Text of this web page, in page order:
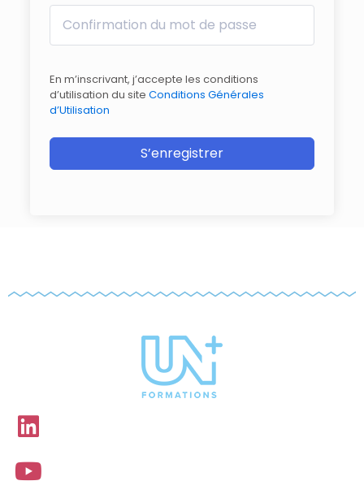
En m’inscrivant, j’accepte les conditions
d’utilisation du site Conditions Générales
d’Utilisation
S’enregistrer